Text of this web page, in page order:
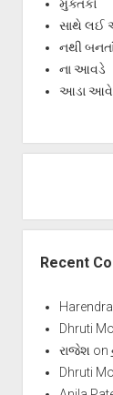
મુક્તકો
સાથે લઈ
નથી બનતાં
ના આવડે
આડા
Recent
Dhruti
રાજેશ on
Dhruti